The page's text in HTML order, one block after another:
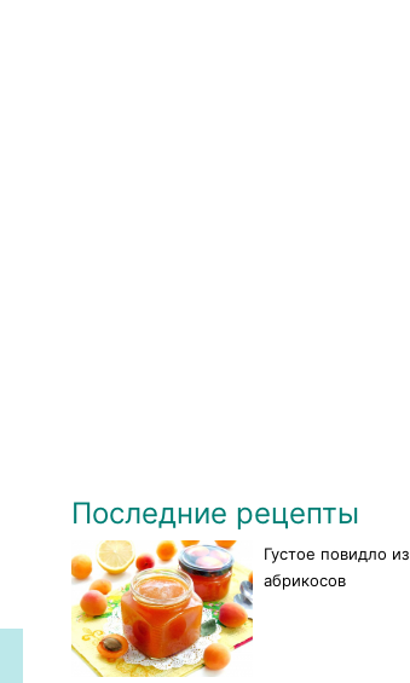
Последние рецепты
Густое повидло из
абрикосов